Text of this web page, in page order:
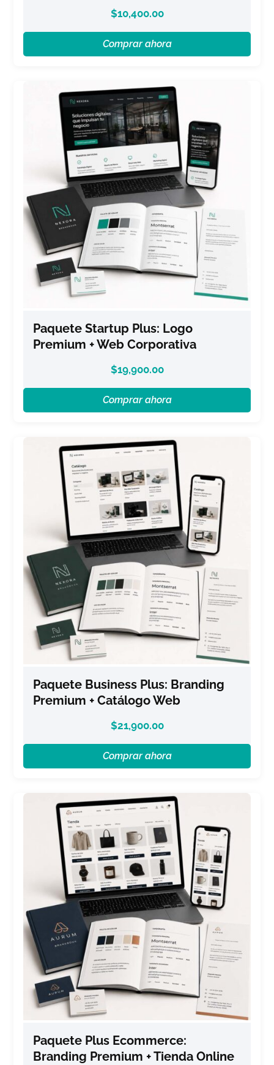
$10,400.00
Comprar ahora
Paquete Startup Plus: Logo
Premium + Web Corporativa
$19,900.00
Comprar ahora
Paquete Business Plus: Branding
Premium + Catálogo Web
$21,900.00
Comprar ahora
Paquete Plus Ecommerce:
Branding Premium + Tienda Online